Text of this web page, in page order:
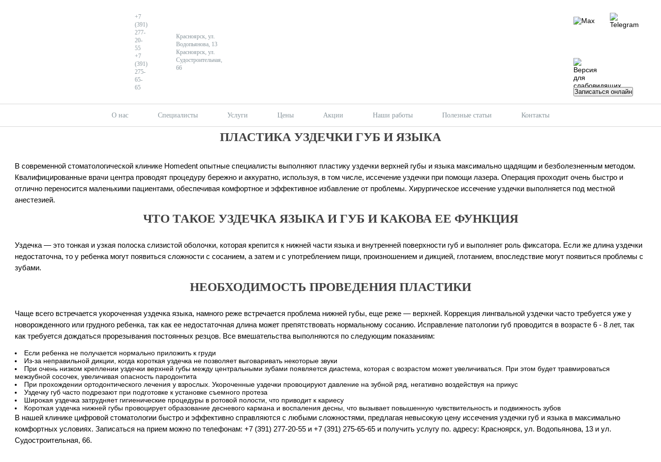
+7
(391)
277-
20-
55
+7
(391)
275-
65-
65
Красноярск, ул.
Водопьянова, 13
Красноярск, ул.
Судостроительная,
66
Записаться онлайн
О нас Специалисты Услуги Цены Акции Наши работы Полезные статьи Контакты
ПЛАСТИКА УЗДЕЧКИ ГУБ И ЯЗЫКА
В современной стоматологической клинике Homedent опытные специалисты выполняют пластику уздечки верхней губы и языка максимально щадящим и безболезненным методом.
Квалифицированные врачи центра проводят процедуру бережно и аккуратно, используя, в том числе, иссечение уздечки при помощи лазера. Операция проходит очень быстро и
отлично переносится маленькими пациентами, обеспечивая комфортное и эффективное избавление от проблемы. Хирургическое иссечение уздечки выполняется под местной
анестезией.
ЧТО ТАКОЕ УЗДЕЧКА ЯЗЫКА И ГУБ И КАКОВА ЕЕ ФУНКЦИЯ
Уздечка — это тонкая и узкая полоска слизистой оболочки, которая крепится к нижней части языка и внутренней поверхности губ и выполняет роль фиксатора. Если же длина уздечки
недостаточна, то у ребенка могут появиться сложности с сосанием, а затем и с употреблением пищи, произношением и дикцией, глотанием, впоследствие могут появиться проблемы с
зубами.
НЕОБХОДИМОСТЬ ПРОВЕДЕНИЯ ПЛАСТИКИ
Чаще всего встречается укороченная уздечка языка, намного реже встречается проблема нижней губы, еще реже — верхней. Коррекция лингвальной уздечки часто требуется уже у
новорожденного или грудного ребенка, так как ее недостаточная длина может препятствовать нормальному сосанию. Исправление патологии губ проводится в возрасте 6 - 8 лет, так
как требуется дождаться прорезывания постоянных резцов. Все вмешательства выполняются по следующим показаниям:
Если ребенка не получается нормально приложить к груди
Из-за неправильной дикции, когда короткая уздечка не позволяет выговаривать некоторые звуки
При очень низком креплении уздечки верхней губы между центральными зубами появляется диастема, которая с возрастом может увеличиваться. При этом будет травмироваться
межзубной сосочек, увеличивая опасность пародонтита
При прохождении ортодонтического лечения у взрослых. Укороченные уздечки провоцируют давление на зубной ряд, негативно воздействуя на прикус
Уздечку губ часто подрезают при подготовке к установке съемного протеза
Широкая уздечка затрудняет гигиенические процедуры в ротовой полости, что приводит к кариесу
Короткая уздечка нижней губы провоцирует образование десневого кармана и воспаления десны, что вызывает повышенную чувствительность и подвижность зубов
В нашей клинике цифровой стоматологии быстро и эффективно справляются с любыми сложностями, предлагая невысокую цену иссечения уздечки губ и языка в максимально
комфортных условиях. Записаться на прием можно по телефонам: +7 (391) 277-20-55 и +7 (391) 275-65-65 и получить услугу по. адресу: Красноярск, ул. Водопьянова, 13 и ул.
Судостроительная, 66.